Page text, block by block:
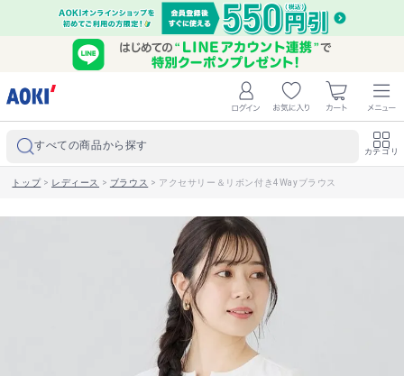
すべての商品から探す カテゴリ
トップ> レディース > ブラウス > アクセサリー＆リボン付き4Wayブラウス